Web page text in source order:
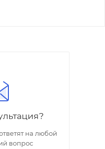
на любой
вопрос